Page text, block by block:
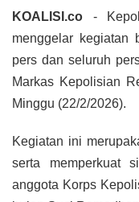
KOALISI.co -
menggelar kegiatan
pers dan seluruh
Markas Kepolisian
Minggu (22/2/2026).
Kegiatan ini
serta memperkuat
anggota Korps